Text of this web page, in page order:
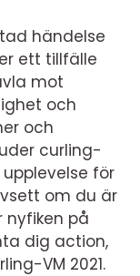
händelse
ett tillfälle
mot
och
och
curling-
för
om du är
nyfiken på
dig action,
VM 2021.